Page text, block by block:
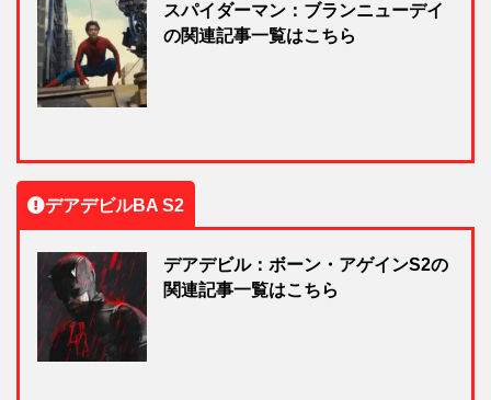
スパイダーマン：ブランニューデイ
の関連記事一覧はこちら
デアデビルBA S2
デアデビル：ボーン・アゲインS2の
関連記事一覧はこちら